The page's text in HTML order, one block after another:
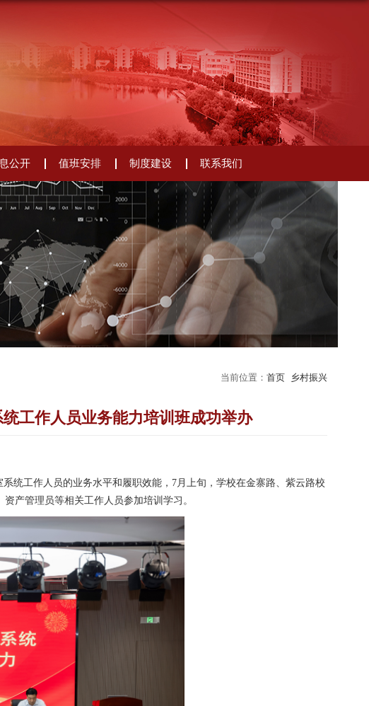
公开 值班安排 制度建设 联系我们
当前位置： 首页 乡村振兴
工作人员业务能力培训班成功举办
统工作人员的业务水平和履职效能，7月上旬，学校在金寨路、紫云路校
产管理员等相关工作人员参加培训学习。